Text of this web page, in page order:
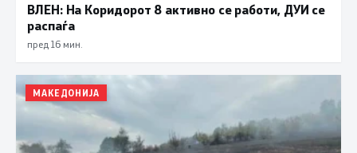
ВЛЕН: На Коридорот 8 активно се работи, ДУИ се
распаѓа
пред 16 мин.
МАКЕДОНИЈА